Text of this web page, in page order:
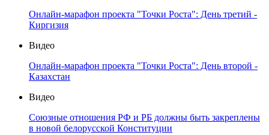
Онлайн-марафон проекта "Точки Роста": День третий -
Киргизия
Видео
Онлайн-марафон проекта "Точки Роста": День второй -
Казахстан
Видео
Союзные отношения РФ и РБ должны быть закреплены
в новой белорусской Конституции